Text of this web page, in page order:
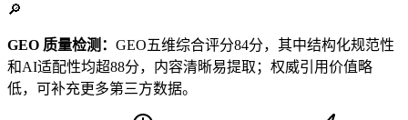
🔎
GEO 质量检测： GEO五维综合评分84分，其中结构化规范性
和AI适配性均超88分，内容清晰易提取；权威引用价值略
低，可补充更多第三方数据。